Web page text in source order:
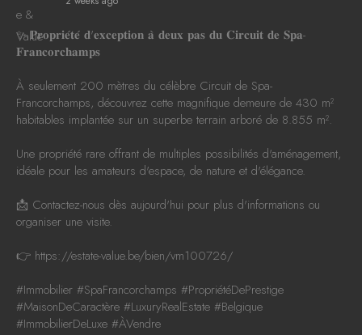
✨ 𝐏𝐫𝐨𝐩𝐫𝐢𝐞́𝐭𝐞́ 𝐝'𝐞𝐱𝐜𝐞𝐩𝐭𝐢𝐨𝐧 𝐚̀ 𝐝𝐞𝐮𝐱 𝐩𝐚𝐬 𝐝𝐮 𝐂𝐢𝐫𝐜𝐮𝐢𝐭 𝐝𝐞 𝐒𝐩𝐚-
𝐅𝐫𝐚𝐧𝐜𝐨𝐫𝐜𝐡𝐚𝐦𝐩𝐬
À seulement 200 mètres du célèbre Circuit de Spa-
Francorchamps, découvrez cette magnifique demeure de 430 m²
habitables implantée sur un superbe terrain arboré de 8.855 m².
Une propriété rare offrant de multiples possibilités d'aménagement,
idéale pour les amateurs d'espace, de nature et d'élégance.
📩 Contactez-nous dès aujourd'hui pour plus d'informations ou
organiser une visite.
👉 https://estate-value.be/bien/vm100726/
#Immobilier #SpaFrancorchamps #PropriétéDePrestige
#MaisonDeCaractère #LuxuryRealEstate #Belgique
#ImmobilierDeLuxe #ÀVendre